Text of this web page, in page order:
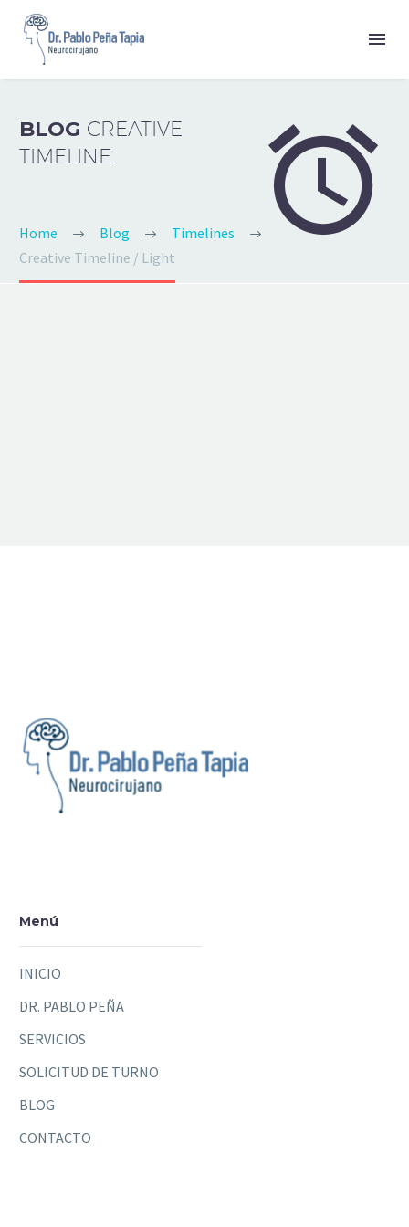


BLOG CREATIVE
TIMELINE
Home Blog
Timelines
Creative Timeline / Light
Menú
INICIO
DR. PABLO PEÑA
SERVICIOS
SOLICITUD DE TURNO
BLOG
CONTACTO